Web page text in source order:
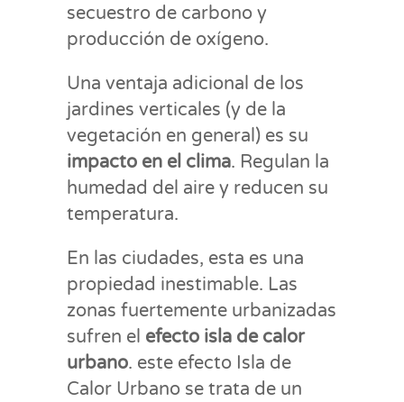
secuestro de carbono y
producción de oxígeno.
Una ventaja adicional de los
jardines verticales (y de la
vegetación en general) es su
impacto en el clima. Regulan la
humedad del aire y reducen su
temperatura.
En las ciudades, esta es una
propiedad inestimable. Las
zonas fuertemente urbanizadas
sufren el efecto isla de calor
urbano. este efecto Isla de
Calor Urbano se trata de un